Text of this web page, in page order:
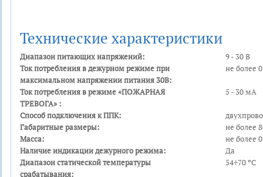
Технические характеристики
Диапазон питающих напряжений:
9 - 30 В
Ток потребления в дежурном режиме при
максимальном напряжении питания 30В:
не более
Ток потребления в режиме «ПОЖАРНАЯ
ТРЕВОГА» :
5 - 30 мА
Способ подключения к ППК:
Габаритные размеры:
не более
Масса:
не более
Наличие индикации дежурного режима:
Да
Диапазон статической температуры
срабатывания:
54÷70 ºС